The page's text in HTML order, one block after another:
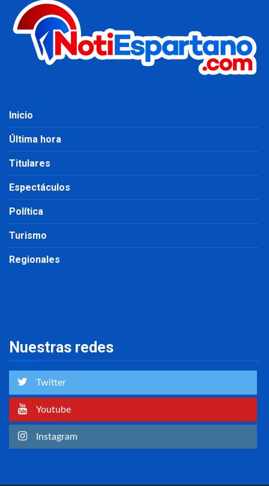
Inicio
Última hora
Titulares
Espectáculos
Política
Turismo
Regionales
Nuestras redes
Twitter
Youtube
Instagram